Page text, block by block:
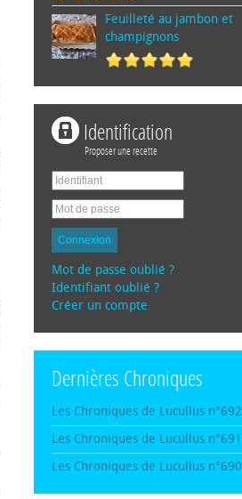
Feuilleté au jambon et
champignons
Identification
Proposer une recette
Connexion
Mot de passe oublié ?
Identifiant oublié ?
Créer un compte
Dernières Chroniques
Les Chroniques de Lucullus n°692
Les Chroniques de Lucullus n°691
Les Chroniques de Lucullus n°690